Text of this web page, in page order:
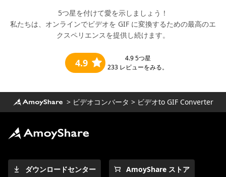
5つ星を付けて愛を示しましょう！
私たちは、オンラインでビデオを GIF に変換するための最高のエ
クスペリエンスを提供し続けます。
4.9 4.95つ星
233 レビューをみる。
> ビデオコンバータ > ビデオto GIF Converter
ダウンロードセンター AmoyShare ストア